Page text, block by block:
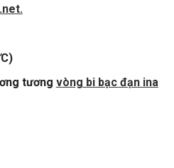
tương vòng bi bạc đạn ina